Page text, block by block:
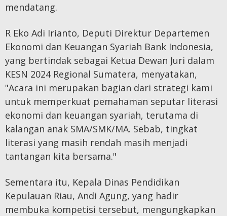
mendatang.
R Eko Adi Irianto, Deputi Direktur Departemen
Ekonomi dan Keuangan Syariah Bank Indonesia,
yang bertindak sebagai Ketua Dewan Juri dalam
KESN 2024 Regional Sumatera, menyatakan,
"Acara ini merupakan bagian dari strategi kami
untuk memperkuat pemahaman seputar literasi
ekonomi dan keuangan syariah, terutama di
kalangan anak SMA/SMK/MA. Sebab, tingkat
literasi yang masih rendah masih menjadi
tantangan kita bersama."
Sementara itu, Kepala Dinas Pendidikan
Kepulauan Riau, Andi Agung, yang hadir
membuka kompetisi tersebut, mengungkapkan